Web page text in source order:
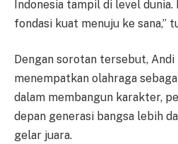
Indonesia tampil di level
fondasi kuat menuju ke sana,”
Dengan sorotan tersebut,
menempatkan olahraga
dalam membangun karakter,
depan generasi bangsa lebih
gelar juara.